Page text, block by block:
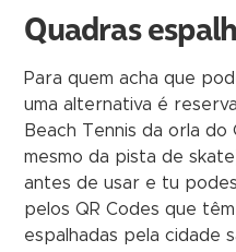
Quadras
Para quem acha que
uma alternativa é
Beach Tennis da orla do
mesmo da pista de
antes de usar e tu
pelos QR Codes que
espalhadas pela cidade